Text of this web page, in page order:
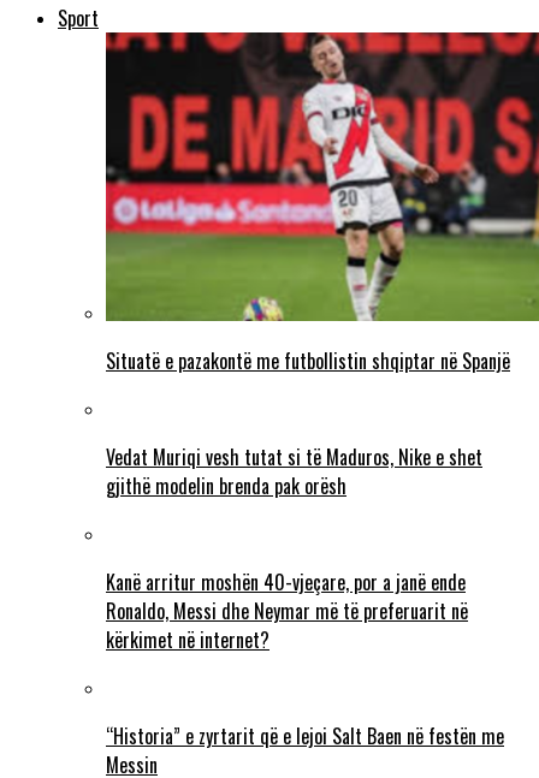
Sport
Situatë e pazakontë me futbollistin shqiptar në Spanjë
Vedat Muriqi vesh tutat si të Maduros, Nike e shet
gjithë modelin brenda pak orësh
Kanë arritur moshën 40-vjeçare, por a janë ende
Ronaldo, Messi dhe Neymar më të preferuarit në
kërkimet në internet?
“Historia” e zyrtarit që e lejoi Salt Baen në festën me
Messin